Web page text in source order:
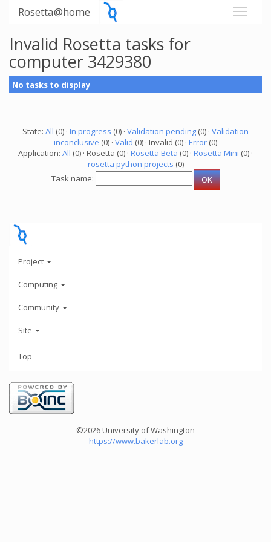
Rosetta@home
Invalid Rosetta tasks for
computer 3429380
No tasks to display
State: All (0) · In progress (0) · Validation pending (0) · Validation
inconclusive (0) · Valid (0) · Invalid (0) · Error (0)
Application: All (0) · Rosetta (0) · Rosetta Beta (0) · Rosetta Mini (0) ·
rosetta python projects (0)
Task name:
Project
Computing
Community
Site
Top
©2026 University of Washington
https://www.bakerlab.org